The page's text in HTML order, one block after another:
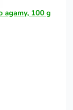
agamy, 100 g